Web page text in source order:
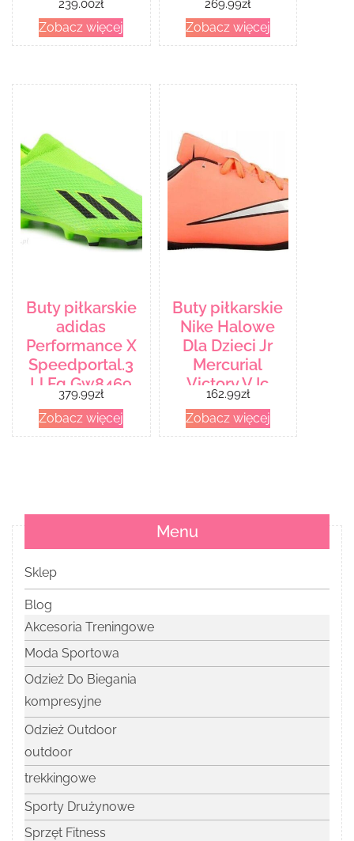
239.00zł
Zobacz więcej
Koralowy
269.99zł
Zobacz więcej
Buty piłkarskie
adidas
Performance X
Speedportal.3
Ll Fg Gw8469
Zielony
379.99zł
Zobacz więcej
Buty piłkarskie
Nike Halowe
Dla Dzieci Jr
Mercurial
Victory V Ic
Pomarańczowy
162.99zł
Zobacz więcej
Menu
Sklep
Blog
Akcesoria Treningowe
Moda Sportowa
Odzież Do Biegania
kompresyjne
Odzież Outdoor
outdoor
trekkingowe
Sporty Drużynowe
Sprzęt Fitness